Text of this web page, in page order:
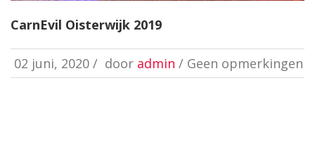
CarnEvil Oisterwijk 2019
02 juni, 2020 / door admin / Geen opmerkingen